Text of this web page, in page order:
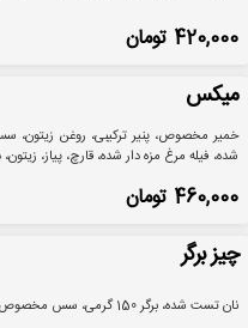
420,000 تومان
میکس
خمیر مخصوص، پنیر ترکیبی، روغن زیتون،
شده، فیله مرغ مزه دار شده، قارچ، پیاز، زیتون،
460,000 تومان
چیز برگر
نان تست شده، برگر 150 گرمی، سس مخصوص، مخلفات ، پنیر گودا